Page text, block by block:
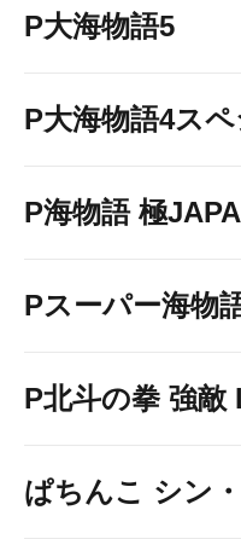
P大海物語5
P大海物語4ス
P海物語 極
Pスーパー海物
P北斗の拳 強敵
ぱちんこ シン